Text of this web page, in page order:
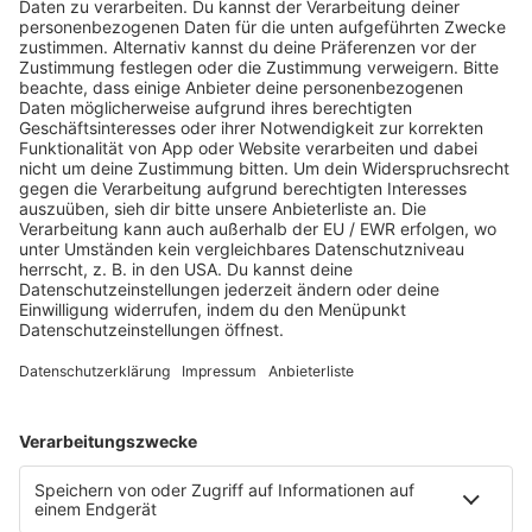
JETZT ABSPIELEN
THE BAUSA mit MAGNETIC